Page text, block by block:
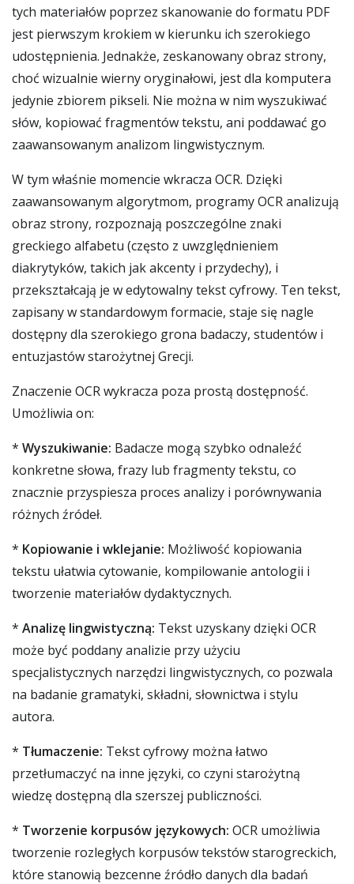
tych materiałów poprzez skanowanie do formatu PDF
jest pierwszym krokiem w kierunku ich szerokiego
udostępnienia. Jednakże, zeskanowany obraz strony,
choć wizualnie wierny oryginałowi, jest dla komputera
jedynie zbiorem pikseli. Nie można w nim wyszukiwać
słów, kopiować fragmentów tekstu, ani poddawać go
zaawansowanym analizom lingwistycznym.
W tym właśnie momencie wkracza OCR. Dzięki
zaawansowanym algorytmom, programy OCR analizują
obraz strony, rozpoznają poszczególne znaki
greckiego alfabetu (często z uwzględnieniem
diakrytyków, takich jak akcenty i przydechy), i
przekształcają je w edytowalny tekst cyfrowy. Ten tekst,
zapisany w standardowym formacie, staje się nagle
dostępny dla szerokiego grona badaczy, studentów i
entuzjastów starożytnej Grecji.
Znaczenie OCR wykracza poza prostą dostępność.
Umożliwia on:
* Wyszukiwanie: Badacze mogą szybko odnaleźć
konkretne słowa, frazy lub fragmenty tekstu, co
znacznie przyspiesza proces analizy i porównywania
różnych źródeł.
* Kopiowanie i wklejanie: Możliwość kopiowania
tekstu ułatwia cytowanie, kompilowanie antologii i
tworzenie materiałów dydaktycznych.
* Analizę lingwistyczną: Tekst uzyskany dzięki OCR
może być poddany analizie przy użyciu
specjalistycznych narzędzi lingwistycznych, co pozwala
na badanie gramatyki, składni, słownictwa i stylu
autora.
* Tłumaczenie: Tekst cyfrowy można łatwo
przetłumaczyć na inne języki, co czyni starożytną
wiedzę dostępną dla szerszej publiczności.
* Tworzenie korpusów językowych: OCR umożliwia
tworzenie rozległych korpusów tekstów starogreckich,
które stanowią bezcenne źródło danych dla badań